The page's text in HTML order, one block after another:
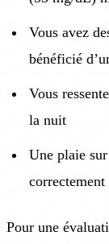
Vous avez
bénéficié
Vous
la nuit
Une plaie
correctement
Pour une